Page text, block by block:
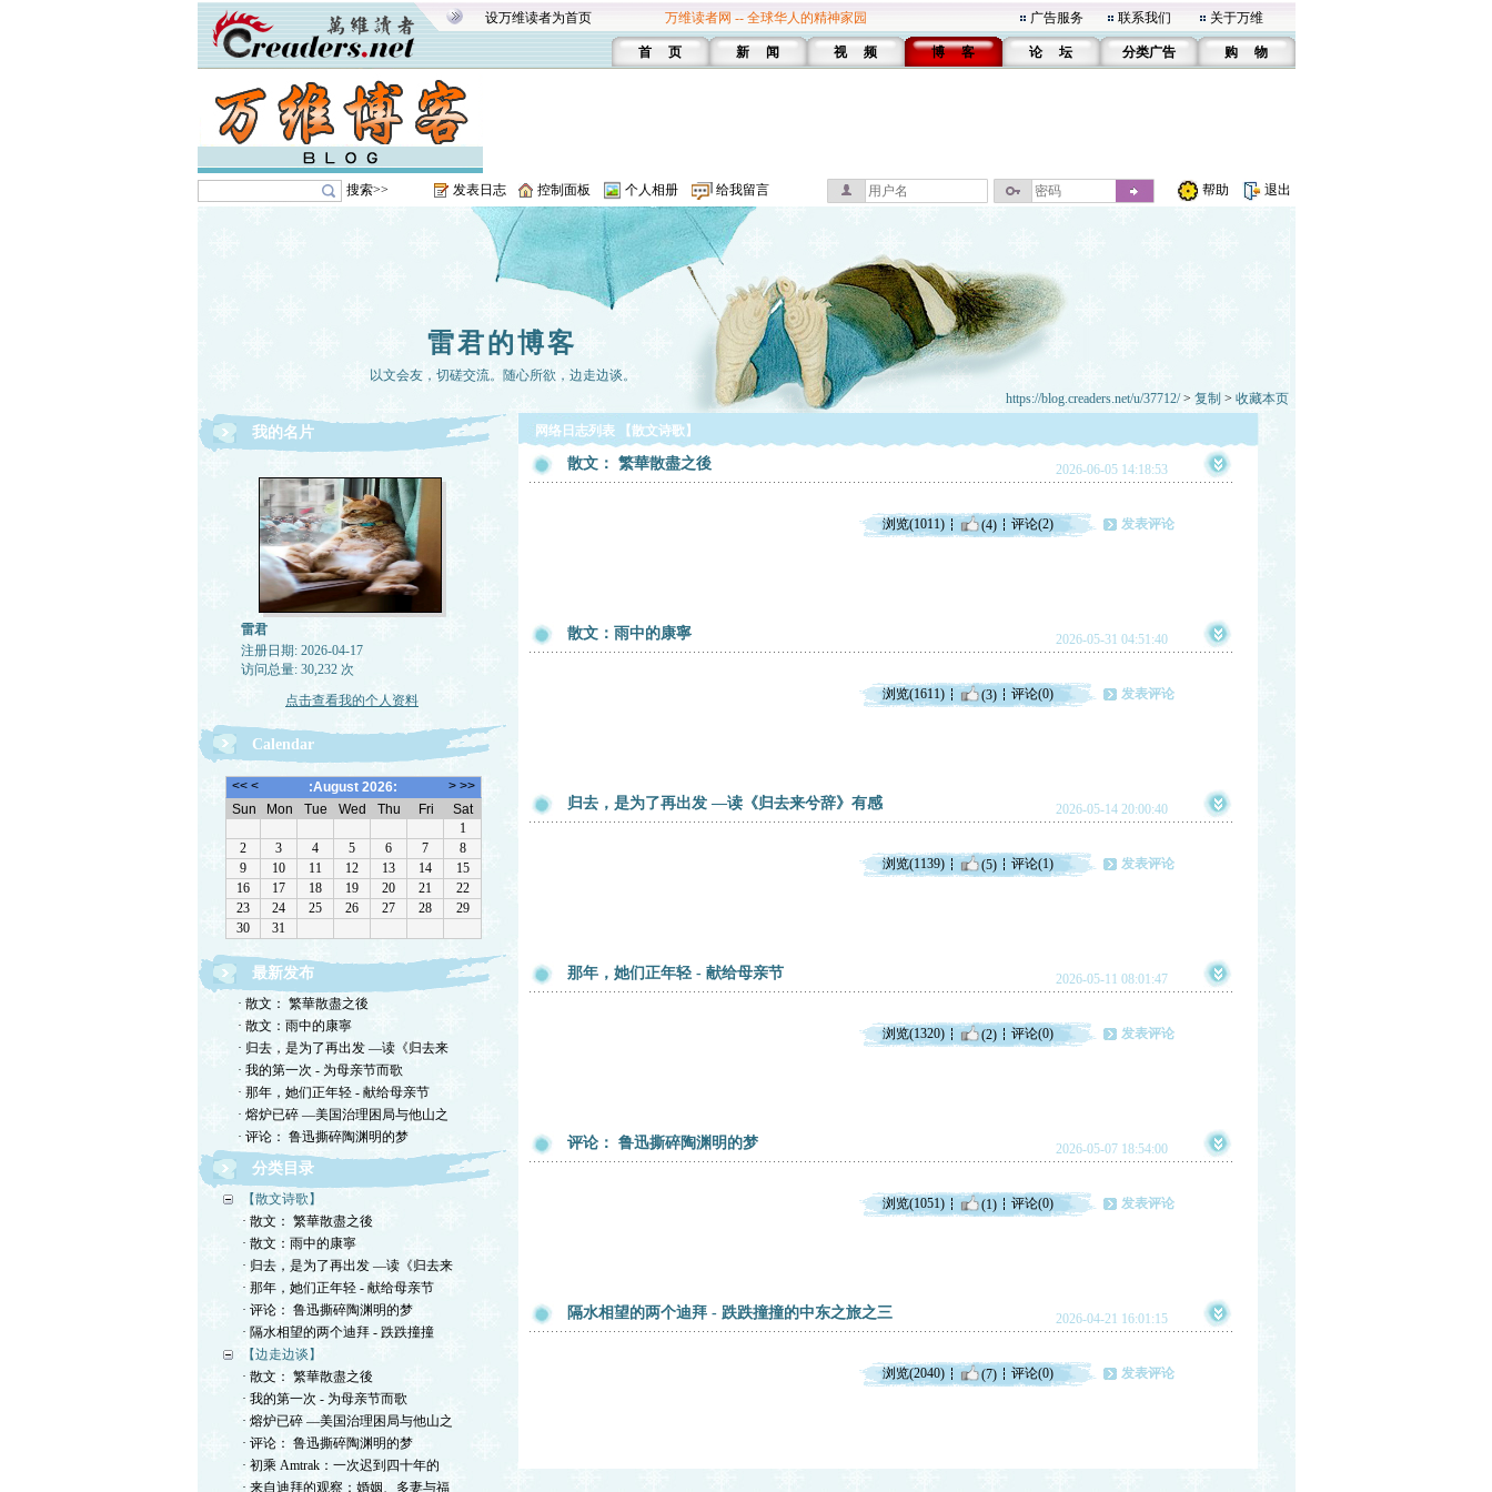
设万维读者为首页 万维读者网 -- 全球华人的精神家园 广告服务 联系我们 关于万维
首 页 新 闻 视 频 博 客 论 坛 分类广告 购 物
搜索>> 发表日志 控制面板 个人相册 给我留言 帮助 退出
雷君的博客
以文会友，切磋交流。随心所欲，边走边谈。
https://blog.creaders.net/u/37712/> 复制 > 收藏本页
我的名片
雷君
注册日期: 2026-04-17
访问总量: 30,232 次
点击查看我的个人资料
Calendar
最新发布
· 散文： 繁華散盡之後
· 散文：雨中的康寧
· 归去，是为了再出发 —读《归去来
· 我的第一次 - 为母亲节而歌
· 那年，她们正年轻 - 献给母亲节
· 熔炉已碎 —美国治理困局与他山之
· 评论： 鲁迅撕碎陶渊明的梦
分类目录
【散文诗歌】
· 散文： 繁華散盡之後
· 散文：雨中的康寧
· 归去，是为了再出发 —读《归去来
· 那年，她们正年轻 - 献给母亲节
· 评论： 鲁迅撕碎陶渊明的梦
· 隔水相望的两个迪拜 - 跌跌撞撞
【边走边谈】
· 散文： 繁華散盡之後
· 我的第一次 - 为母亲节而歌
· 熔炉已碎 —美国治理困局与他山之
· 评论： 鲁迅撕碎陶渊明的梦
· 初乘 Amtrak：一次迟到四十年的
· 来自迪拜的观察：婚姻、多妻与福
网络日志列表 【散文诗歌】
散文： 繁華散盡之後 2026-06-05 14:18:53
浏览(1011) (4) 评论(2) 发表评论
散文：雨中的康寧 2026-05-31 04:51:40
浏览(1611) (3) 评论(0) 发表评论
归去，是为了再出发 —读《归去来兮辞》有感 2026-05-14 20:00:40
浏览(1139) (5) 评论(1) 发表评论
那年，她们正年轻 - 献给母亲节 2026-05-11 08:01:47
浏览(1320) (2) 评论(0) 发表评论
评论： 鲁迅撕碎陶渊明的梦 2026-05-07 18:54:00
浏览(1051) (1) 评论(0) 发表评论
隔水相望的两个迪拜 - 跌跌撞撞的中东之旅之三 2026-04-21 16:01:15
浏览(2040) (7) 评论(0) 发表评论